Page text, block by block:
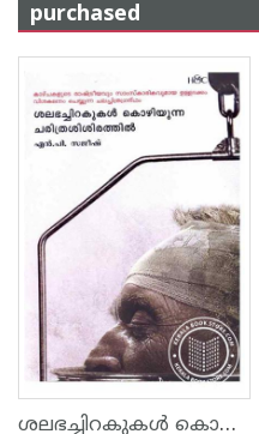
purchased
ശലഭച്ചിറകുകള്‍ കൊഴിയുന്ന ചരിത്രശിശിരത്തില്‍